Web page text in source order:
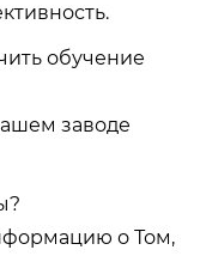
обучение
заводе
о Том,